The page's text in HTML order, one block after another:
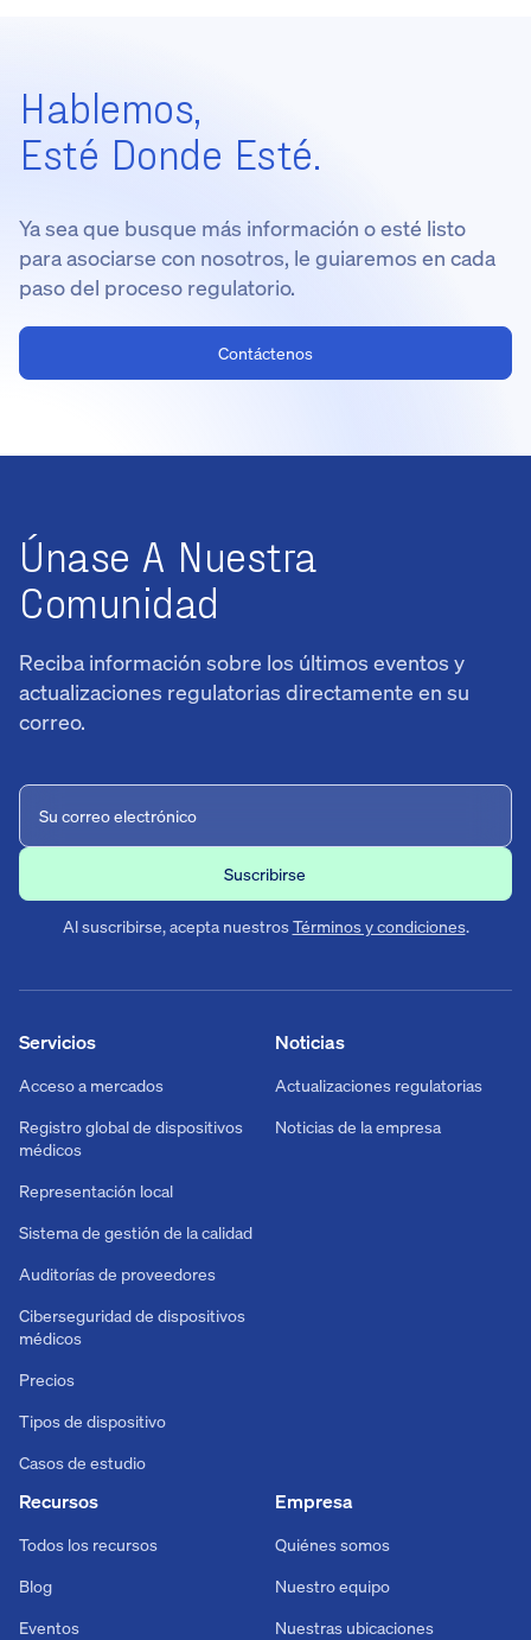
Hablemos,
Esté Donde Esté.
Ya sea que busque más información o esté listo
para asociarse con nosotros, le guiaremos en cada
paso del proceso regulatorio.
Contáctenos
Únase A Nuestra
Comunidad
Reciba información sobre los últimos eventos y
actualizaciones regulatorias directamente en su
correo.
Al suscribirse, acepta nuestrosTérminos y condiciones.
Noticias
Actualizaciones regulatorias
Noticias de la empresa
Servicios
Acceso a mercados
Registro global de dispositivos
médicos
Representación local
Sistema de gestión de la calidad
Auditorías de proveedores
Ciberseguridad de dispositivos
médicos
Precios
Tipos de dispositivo
Casos de estudio
Recursos
Todos los recursos
Blog
Eventos
Empresa
Quiénes somos
Nuestro equipo
Nuestras ubicaciones